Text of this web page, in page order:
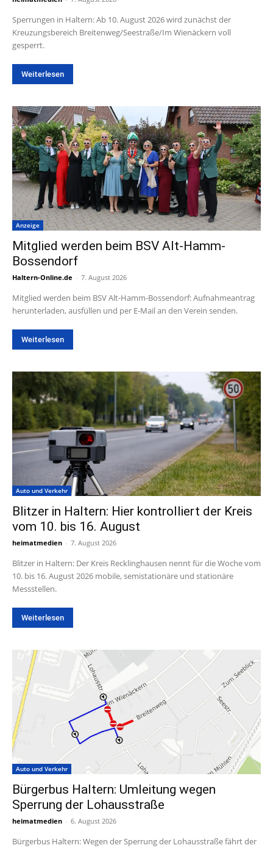
Sperrungen in Haltern: Ab 10. August 2026 wird zunächst der
Kreuzungsbereich Breitenweg/Seestraße/Im Wienäckern voll
gesperrt.
Weiterlesen
Anzeige
Mitglied werden beim BSV Alt-Hamm-
Bossendorf
Haltern-Online.de - 7. August 2026
Mitglied werden beim BSV Alt-Hamm-Bossendorf: Aufnahmeantrag
herunterladen, ausfüllen und per E-Mail an den Verein senden.
Weiterlesen
Auto und Verkehr
Blitzer in Haltern: Hier kontrolliert der Kreis
vom 10. bis 16. August
heimatmedien - 7. August 2026
Blitzer in Haltern: Der Kreis Recklinghausen nennt für die Woche vom
10. bis 16. August 2026 mobile, semistationäre und stationäre
Messstellen.
Weiterlesen
Auto und Verkehr
Bürgerbus Haltern: Umleitung wegen
Sperrung der Lohausstraße
heimatmedien - 6. August 2026
Bürgerbus Haltern: Wegen der Sperrung der Lohausstraße fährt der